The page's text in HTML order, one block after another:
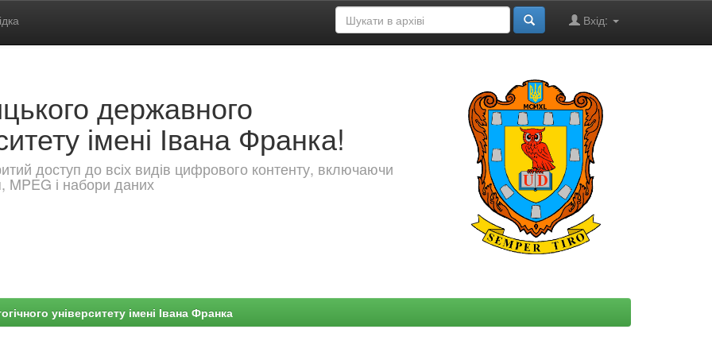
Вхід:
державного
імені Івана Франка!
доступ до всіх видів цифрового контенту, включаючи
MPEG і набори даних
університету імені Івана Франка